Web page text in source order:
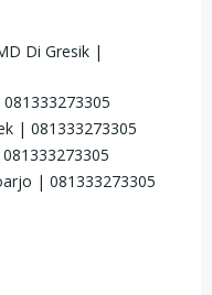
Di Gresik |
| 081333273305
| 081333273305